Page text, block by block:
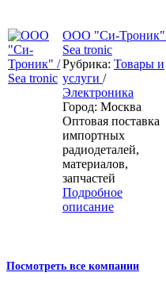
ООО "Си-
Sea tronic
Рубрика: Товары и
услуги /
Электроника
Город: Москва
Оптовая поставка
импортных
радиодеталей,
материалов,
запчастей
Подробное
описание
Посмотреть все компании